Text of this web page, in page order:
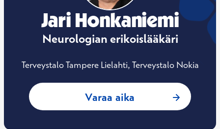
Jari Honkaniemi
Neurologian erikoislääkäri
Terveystalo Tampere Lielahti, Terveystalo Nokia
Varaa aika : Jari